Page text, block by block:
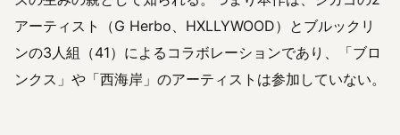
アーティスト（G Herbo、HXLLYWOOD）とブルックリ
ンの3人組（41）によるコラボレーションであり、「ブロ
ンクス」や「西海岸」のアーティストは参加していない。